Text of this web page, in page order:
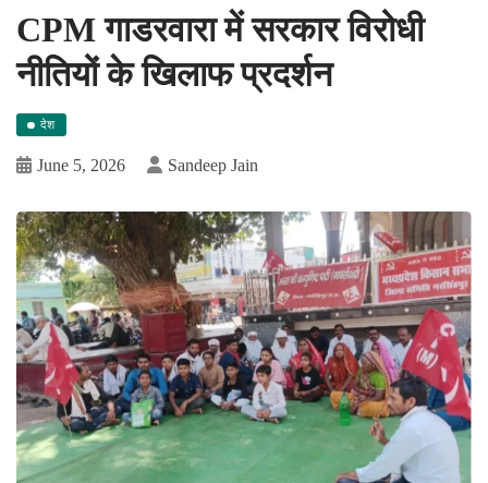
CPM गाडरवारा में सरकार विरोधी
नीतियों के खिलाफ प्रदर्शन
देश
June 5, 2026 Sandeep Jain